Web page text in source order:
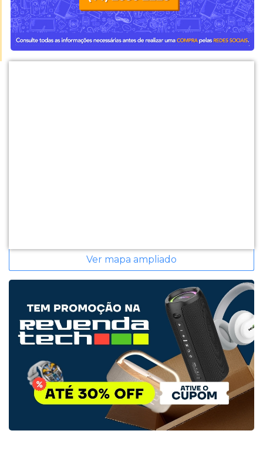
Ver mapa ampliado